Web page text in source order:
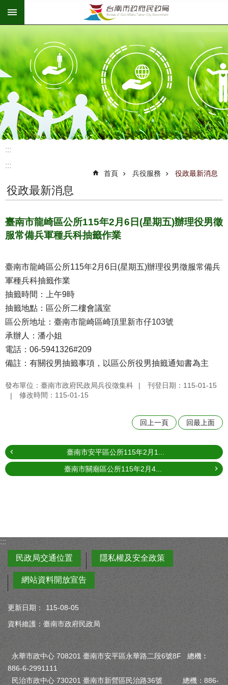
跳到主要內容區塊
:::
:::
首頁 兵役服務 役政最新消息
役政最新消息
臺南市龍崎區公所115年2月6日(星期五)辦理役男徵
服常備兵軍種兵科抽籤作業
臺南市龍崎區公所115年2月6日(星期五)辦理役男徵服常備兵
軍種兵科抽籤作業
抽籤時間：上午9時
抽籤地點：區公所二樓會議室
區公所地址：臺南市龍崎區崎頂里新市仔103號
承辦人：潘小姐
電話：06-5941326#209
備註：有關役男抽籤事項，以區公所役男抽籤通知書為主
發布單位：臺南市政府民政局兵役徵集科
刊登日期：115-01-15
修改時間：115-01-15
回上一頁 回最上面
臺南市安平區公所115年2月1...
臺南市關廟區公所115年2月4...
:::
民政局交通位置
隱私權及安全政策
網站資料開放宣告
更新日期：
115-08-05
資料維護：臺南市政府民政局
永華市政中心 708201 臺南市安平區永華路二段6號8F 總機︰
886-6-2991111
民治市政中心 730201 臺南市新營區民治路36號 總機：886-